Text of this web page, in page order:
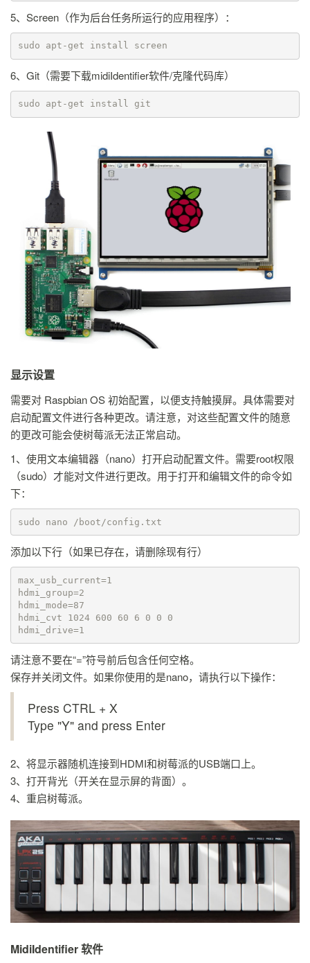
5、Screen（作为后台任务所运行的应用程序）：
sudo apt-get install screen
6、Git（需要下载midiIdentifier软件/克隆代码库）
sudo apt-get install git
显示设置
需要对 Raspbian OS 初始配置，以便支持触摸屏。具体需要对
启动配置文件进行各种更改。请注意，对这些配置文件的随意
的更改可能会使树莓派无法正常启动。
1、使用文本编辑器（nano）打开启动配置文件。需要root权限
（sudo）才能对文件进行更改。用于打开和编辑文件的命令如
下：
sudo nano /boot/config.txt
添加以下行（如果已存在，请删除现有行）
max_usb_current=1
hdmi_group=2
hdmi_mode=87
hdmi_cvt 1024 600 60 6 0 0 0
hdmi_drive=1
请注意不要在“=”符号前后包含任何空格。
保存并关闭文件。如果你使用的是nano，请执行以下操作：
Press CTRL + X
Type "Y" and press Enter
2、将显示器随机连接到HDMI和树莓派的USB端口上。
3、打开背光（开关在显示屏的背面）。
4、重启树莓派。
MidiIdentifier 软件